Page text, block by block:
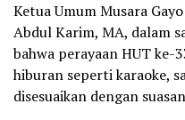
Ketua Umum Musara
Abdul Karim, MA, dalam
bahwa perayaan HUT ke-
hiburan seperti karaoke,
disesuaikan dengan